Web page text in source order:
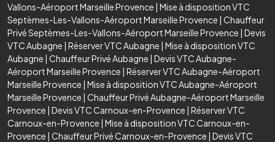
Vallons-Aéroport Marseille Provence | Mise à disposition VTC
Septèmes-Les-Vallons-Aéroport Marseille Provence | Chauffeur
Privé Septèmes-Les-Vallons-Aéroport Marseille Provence | Devis
VTC Aubagne | Réserver VTC Aubagne | Mise à disposition VTC
Aubagne | Chauffeur Privé Aubagne | Devis VTC Aubagne-
Aéroport Marseille Provence | Réserver VTC Aubagne-Aéroport
Marseille Provence | Mise à disposition VTC Aubagne-Aéroport
Marseille Provence | Chauffeur Privé Aubagne-Aéroport Marseille
Provence | Devis VTC Carnoux-en-Provence | Réserver VTC
Carnoux-en-Provence | Mise à disposition VTC Carnoux-en-
Provence | Chauffeur Privé Carnoux-en-Provence | Devis VTC